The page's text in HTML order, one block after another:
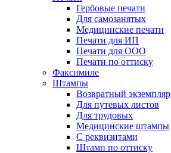
Гербовые печати
Для самозанятых
Медицинские печати
Печати для ИП
Печати для ООО
Печати по оттиску
Факсимиле
Штампы
Возвратный экземпляр
Для путевых листов
Для трудовых
Медицинские штампы
С реквизитами
Штамп по оттиску